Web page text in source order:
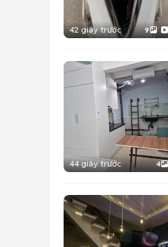
42 giây trước 9
44 giây trước 4